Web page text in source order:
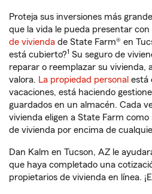
Proteja sus inversiones más
que la vida le pueda presentar con
de vivienda de State Farm® en
está cubierto?1 Su seguro de
reparar o reemplazar su vivienda,
valora. La propiedad personal está
vacaciones, está haciendo
guardados en un almacén. Cada
vivienda eligen a State Farm
de vivienda por encima de
Dan Kalm en Tucson, AZ le
que haya completado una
propietarios de vivienda en línea.